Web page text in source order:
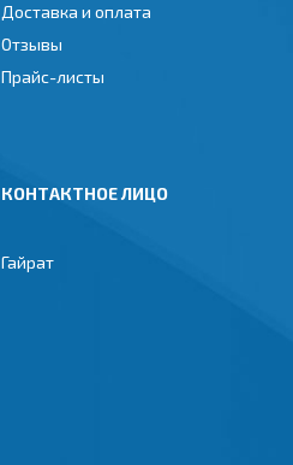
Доставка и оплата
Отзывы
Прайс-листы
Гайрат